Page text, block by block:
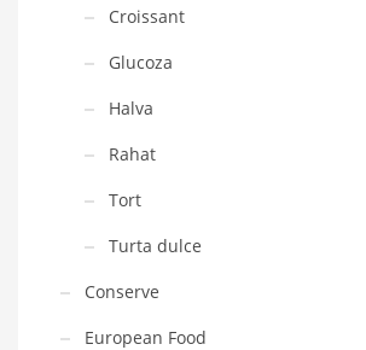
Croissant
Glucoza
Halva
Rahat
Tort
Turta dulce
Conserve
European Food